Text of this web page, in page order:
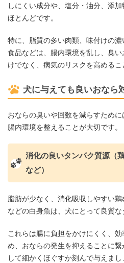
しにくい成分や、塩分・油分、添
ほとんどです。
特に、脂質の多い肉類、味付けの
食品などは、腸内環境を乱し、臭
けでなく、病気のリスクを高めるこ
犬に与えても良いおなら
おならの臭いや回数を減らすために
腸内環境を整えることが大切です。
消化の良いタンパク質源（
など）
脂肪が少なく、消化吸収しやすい
などの白身魚は、犬にとって良質な
これらは腸に負担をかけにくく、
め、おならの発生を抑えることに
して細かくほぐすか刻んで与えまし